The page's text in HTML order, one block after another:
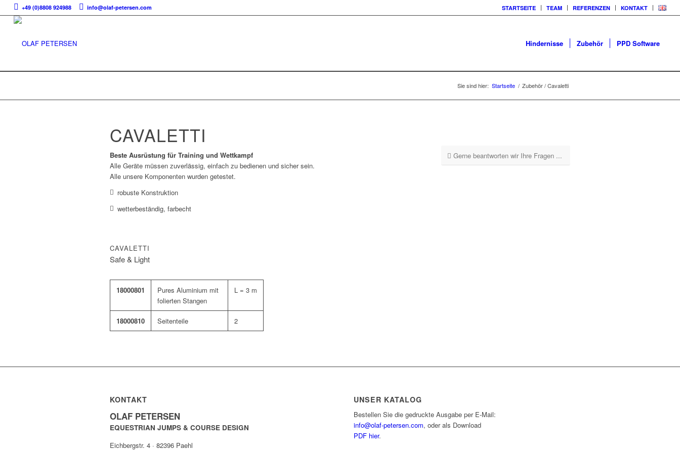
STARTSEITE TEAM REFERENZEN KONTAKT
+49 (0)8808 924988 info@olaf-petersen.com
Hindernisse Zubehör PPD Software
Sie sind hier: Startseite / Zubehör / Cavaletti
CAVALETTI
Beste Ausrüstung für Training und Wettkampf
Alle Geräte müssen zuverlässig, einfach zu bedienen und sicher sein.
Alle unsere Komponenten wurden getestet.
robuste Konstruktion
wetterbeständig, farbecht
Gerne beantworten wir Ihre Fragen ...
CAVALETTI
Safe & Light
18000801
Pures Aluminium mit
folierten Stangen
L = 3 m
18000810 Seitenteile 2
KONTAKT
OLAF PETERSEN
EQUESTRIAN JUMPS & COURSE DESIGN
Eichbergstr. 4 · 82396 Paehl
UNSER KATALOG
Bestellen Sie die gedruckte Ausgabe per E-Mail:
info@olaf-petersen.com, oder als Download
PDF hier.